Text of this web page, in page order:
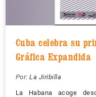
Cuba celebra su
Gráfica Expandida
Por: La Jiribilla
La Habana acoge